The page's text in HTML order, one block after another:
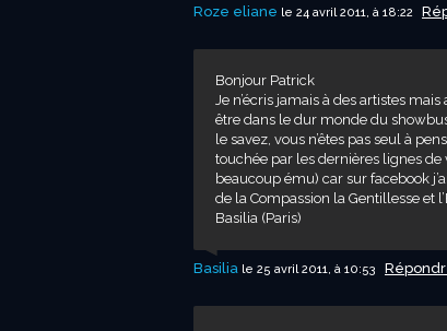
Roze eliane le 24 avril 2011, à 18:22
Bonjour Patrick
Je n’écris jamais à des artistes
être dans le dur monde du
le savez, vous n’êtes pas seul à
touchée par les dernières lignes de
beaucoup ému) car sur facebook
de la Compassion la Gentillesse et
Basilia (Paris)
Basilia le 25 avril 2011, à 10:53